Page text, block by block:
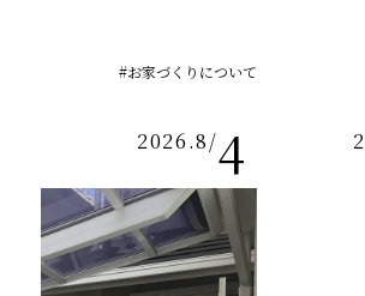
2026.8/4
#お家づくりについて